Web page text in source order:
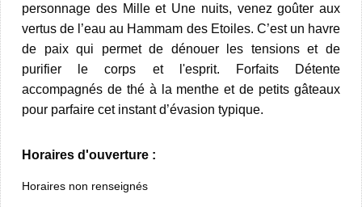
personnage des Mille et Une nuits, venez goûter aux
vertus de l’eau au Hammam des Etoiles. C’est un havre
de paix qui permet de dénouer les tensions et de
purifier le corps et l'esprit. Forfaits Détente
accompagnés de thé à la menthe et de petits gâteaux
pour parfaire cet instant d’évasion typique.
Horaires d'ouverture :
Horaires non renseignés